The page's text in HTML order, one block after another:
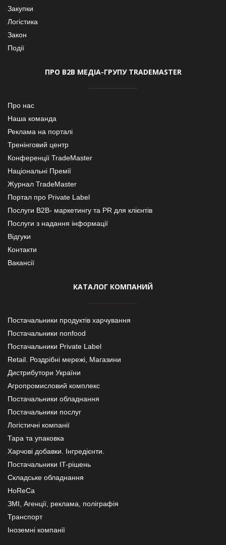
Закупки
Логістика
Закон
Події
ПРО В2В МЕДІА-ГРУПУ TRADEMASTER
Про нас
Наша команда
Реклама на порталі
Тренінговий центр
Конференції TradeMaster
Національні Премії
Журнал TradeMaster
Портал про Private Label
Послуги В2В- маркетингу та PR для клієнтів
Послуги з надання інформації
Відгуки
Контакти
Вакансії
КАТАЛОГ КОМПАНИЙ
Постачальники продуктів харчування
Постачальники nonfood
Постачальники Private Label
Retail. Роздрібні мережі, Магазини
Дистрибутори України
Агропромисловий комплекс
Постачальники обладнання
Постачальники послуг
Логістичні компанії
Тара та упаковка
Харчові добавки. Інгредієнти.
Постачальники IT-рішень
Складське обладнання
HoReCa
ЗМІ, Агенції, реклама, поліграфія
Транспорт
Іноземні компанії